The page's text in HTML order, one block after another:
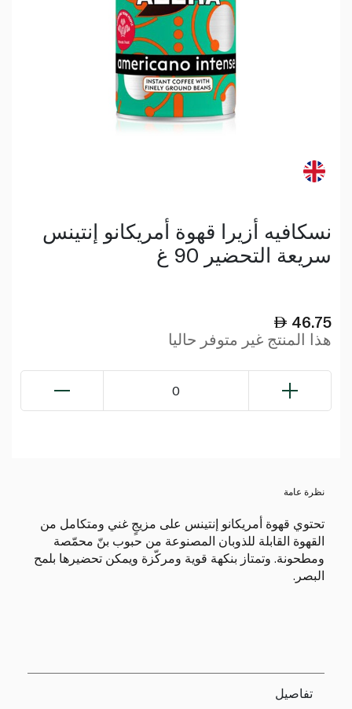
نسكافيه أزيرا قهوة أمريكانو إنتينس
سريعة التحضير 90 غ
46.75
هذا المنتج غير متوفر حاليا
0
نظرة عامة
تحتوي قهوة أمريكانو إنتينس على مزيجٍ غني ومتكامل من
القهوة القابلة للذوبان المصنوعة من حبوب بنّ محمّصة
ومطحونة. وتمتاز بنكهة قوية ومركّزة ويمكن تحضيرها بلمح
البصر.
تفاصيل